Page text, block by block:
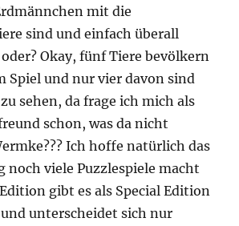
mit die
sind und einfach überall
Okay, fünf Tiere bevölkern
Spiel und nur vier davon sind
sehen, da frage ich mich als
schon, was da nicht
Ich hoffe natürlich das
noch viele Puzzlespiele macht
gibt es als Special Edition
unterscheidet sich nur